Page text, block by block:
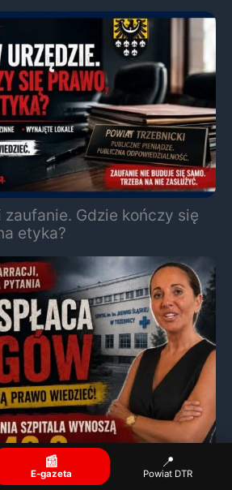
zaufanie. Gdzie kończy się
etyka?
📰
E-gazeta
📍
Powiat DTR